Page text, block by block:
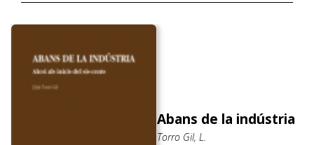
Abans de la indústria
Torro Gil, L.